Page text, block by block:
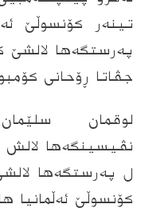
تینەر کۆنسوڵێ
پەرستگەها
جڤاتا ڕۆحانی
لوقمان
نڤیسینگەها لالش
ل پەرستگەها
کۆنسوڵێ ئەڵمانیا